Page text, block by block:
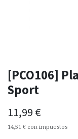
[PCO106]
Sport
11,99 €
14,51 € con impuestos